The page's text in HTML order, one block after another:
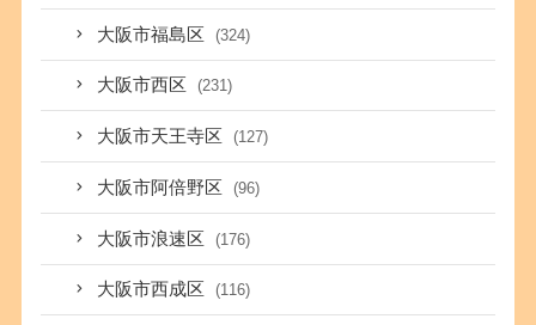
大阪市福島区 (324)
大阪市西区 (231)
大阪市天王寺区 (127)
大阪市阿倍野区 (96)
大阪市浪速区 (176)
大阪市西成区 (116)